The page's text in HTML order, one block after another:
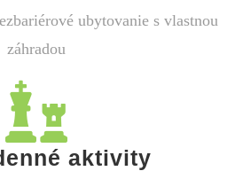
ubytovanie s vlastnou
záhradou
aktivity